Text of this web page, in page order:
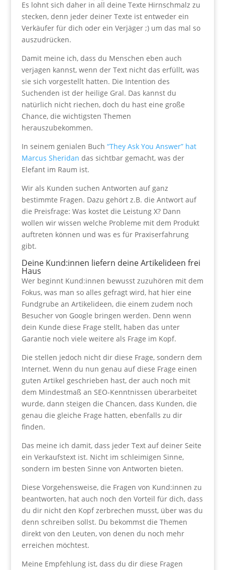
Es lohnt sich daher in all deine Texte Hirnschmalz zu
stecken, denn jeder deiner Texte ist entweder ein
Verkäufer für dich oder ein Verjäger ;) um das mal so
auszudrücken.
Damit meine ich, dass du Menschen eben auch
verjagen kannst, wenn der Text nicht das erfüllt, was
sie sich vorgestellt hatten. Die Intention des
Suchenden ist der heilige Gral. Das kannst du
natürlich nicht riechen, doch du hast eine große
Chance, die wichtigsten Themen
herauszubekommen.
In seinem genialen Buch “They Ask You Answer” hat
Marcus Sheridan das sichtbar gemacht, was der
Elefant im Raum ist.
Wir als Kunden suchen Antworten auf ganz
bestimmte Fragen. Dazu gehört z.B. die Antwort auf
die Preisfrage: Was kostet die Leistung X? Dann
wollen wir wissen welche Probleme mit dem Produkt
auftreten können und was es für Praxiserfahrung
gibt.
Deine Kund:innen liefern deine Artikelideen frei
Haus
Wer beginnt Kund:innen bewusst zuzuhören mit dem
Fokus, was man so alles gefragt wird, hat hier eine
Fundgrube an Artikelideen, die einem zudem noch
Besucher von Google bringen werden. Denn wenn
dein Kunde diese Frage stellt, haben das unter
Garantie noch viele weitere als Frage im Kopf.
Die stellen jedoch nicht dir diese Frage, sondern dem
Internet. Wenn du nun genau auf diese Frage einen
guten Artikel geschrieben hast, der auch noch mit
dem Mindestmaß an SEO-Kenntnissen überarbeitet
wurde, dann steigen die Chancen, dass Kunden, die
genau die gleiche Frage hatten, ebenfalls zu dir
finden.
Das meine ich damit, dass jeder Text auf deiner Seite
ein Verkaufstext ist. Nicht im schleimigen Sinne,
sondern im besten Sinne von Antworten bieten.
Diese Vorgehensweise, die Fragen von Kund:innen zu
beantworten, hat auch noch den Vorteil für dich, dass
du dir nicht den Kopf zerbrechen musst, über was du
denn schreiben sollst. Du bekommst die Themen
direkt von den Leuten, von denen du noch mehr
erreichen möchtest.
Meine Empfehlung ist, dass du dir diese Fragen